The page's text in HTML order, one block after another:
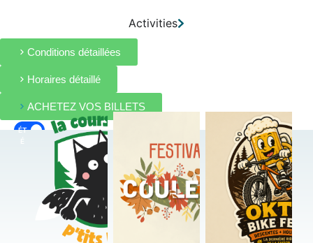
Activities
Conditions détaillées
Horaires détaillé
ACHETEZ VOS BILLETS
ÉT
É
EN